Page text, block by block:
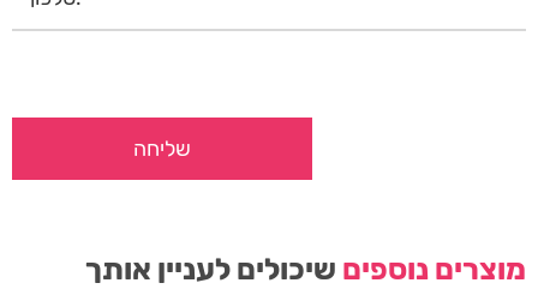
מוצרים נוספים שיכולים לעניין אותך